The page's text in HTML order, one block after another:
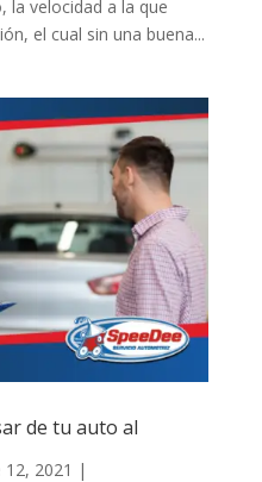
la velocidad a la que
el cual sin una buena...
de tu auto al
12, 2021 |